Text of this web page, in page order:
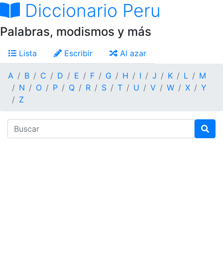
Diccionario Peru
Palabras, modismos y más
Lista Escribir Al azar
A B C D E F G H I J K L
M
N
O P Q R S T U V W X
Y
Z